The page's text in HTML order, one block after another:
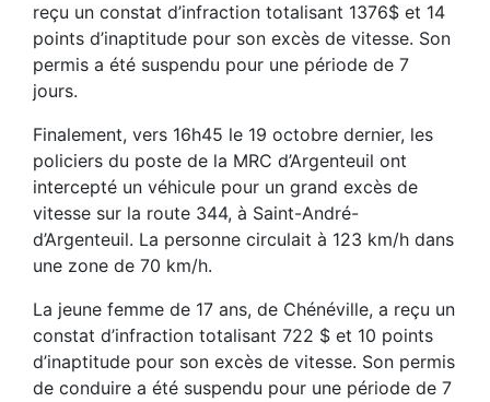
reçu un constat d’infraction totalisant 1376$ et 14
points d’inaptitude pour son excès de vitesse. Son
permis a été suspendu pour une période de 7
jours.
Finalement, vers 16h45 le 19 octobre dernier, les
policiers du poste de la MRC d’Argenteuil ont
intercepté un véhicule pour un grand excès de
vitesse sur la route 344, à Saint-André-
d’Argenteuil. La personne circulait à 123 km/h dans
une zone de 70 km/h.
La jeune femme de 17 ans, de Chénéville, a reçu un
constat d’infraction totalisant 722 $ et 10 points
d’inaptitude pour son excès de vitesse. Son permis
de conduire a été suspendu pour une période de 7